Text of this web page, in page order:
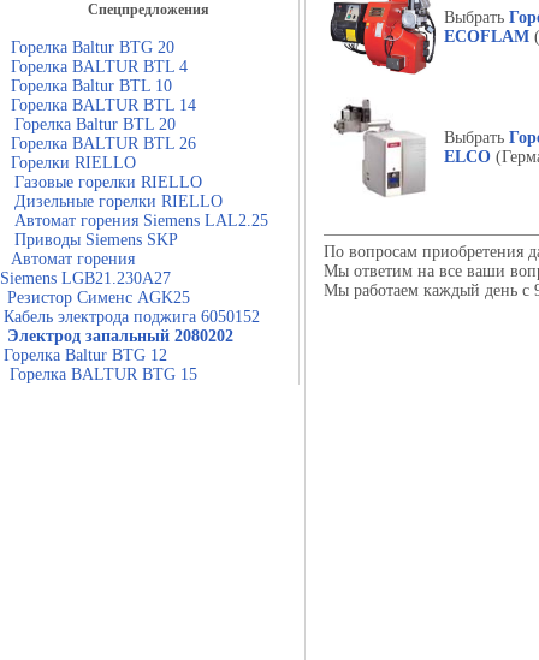
Спецпредложения
Горелка Baltur BTG 20
Горелка BALTUR BTL 4
Горелка Baltur BTL 10
Горелка BALTUR BTL 14
Горелка Baltur BTL 20
Горелка BALTUR BTL 26
Горелки RIELLO
Газовые горелки RIELLO
Дизельные горелки RIELLO
Автомат горения Siemens LAL2.25
Приводы Siemens SKP
Автомат горения
Siemens LGB21.230A27
Резистор Сименс AGK25
Кабель электрода поджига 6050152
Электрод запальный 2080202
Горелка Baltur BTG 12
Горелка BALTUR BTG 15
Выбрать
ECOFLAM
Выбрать
ELCO
По вопросам приобретения
Мы ответим на все ваши
Мы работаем каждый день с